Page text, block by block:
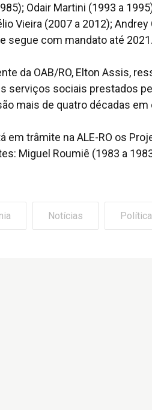
Odair Martini (1993 a
Vieira (2007 a 2012);
segue com mandato até 2021.
da OAB/RO, Elton Assis,
serviços sociais prestados
mais de quatro décadas em
em trâmite na ALE-RO os
Miguel Roumiê (1983 a
Notícias Política